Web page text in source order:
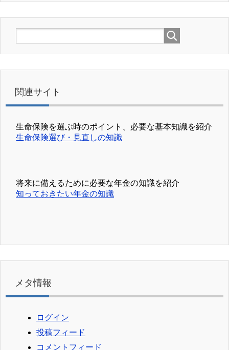
関連サイト
生命保険を選ぶ時のポイント、必要な基本知識を紹介
生命保険選び・見直しの知識
将来に備えるために必要な年金の知識を紹介
知っておきたい年金の知識
メタ情報
ログイン
投稿フィード
コメントフィード